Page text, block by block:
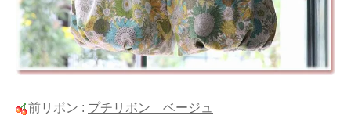
前リボン : プチリボン ベージュ